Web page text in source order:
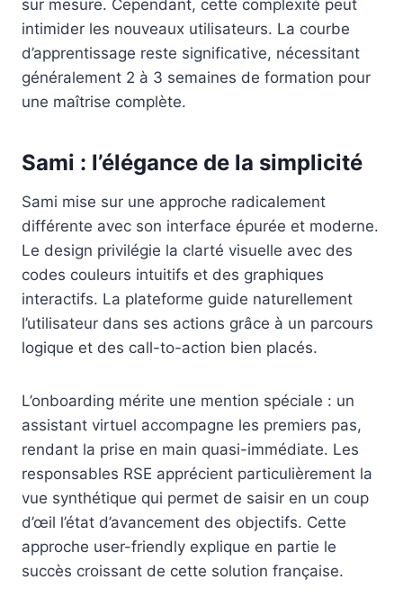
sur mesure. Cependant, cette complexité peut
intimider les nouveaux utilisateurs. La courbe
d’apprentissage reste significative, nécessitant
généralement 2 à 3 semaines de formation pour
une maîtrise complète.
Sami : l’élégance de la simplicité
Sami mise sur une approche radicalement
différente avec son interface épurée et moderne.
Le design privilégie la clarté visuelle avec des
codes couleurs intuitifs et des graphiques
interactifs. La plateforme guide naturellement
l’utilisateur dans ses actions grâce à un parcours
logique et des call-to-action bien placés.
L’onboarding mérite une mention spéciale : un
assistant virtuel accompagne les premiers pas,
rendant la prise en main quasi-immédiate. Les
responsables RSE apprécient particulièrement la
vue synthétique qui permet de saisir en un coup
d’œil l’état d’avancement des objectifs. Cette
approche user-friendly explique en partie le
succès croissant de cette solution française.